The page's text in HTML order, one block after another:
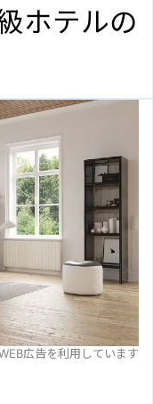
ホテルの
広告を利用しています